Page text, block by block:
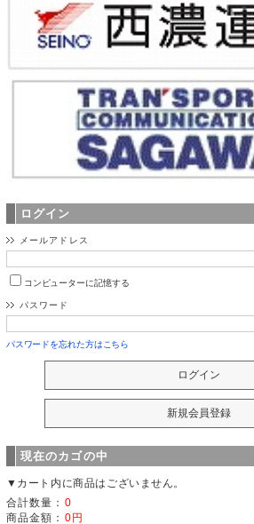
ログイン
メールアドレス
コンピューターに記憶する
パスワード
パスワードを忘れた方はこちら
現在のカゴの中
▼カート内に商品はございません。
合計数量： 0
商品金額： 0円